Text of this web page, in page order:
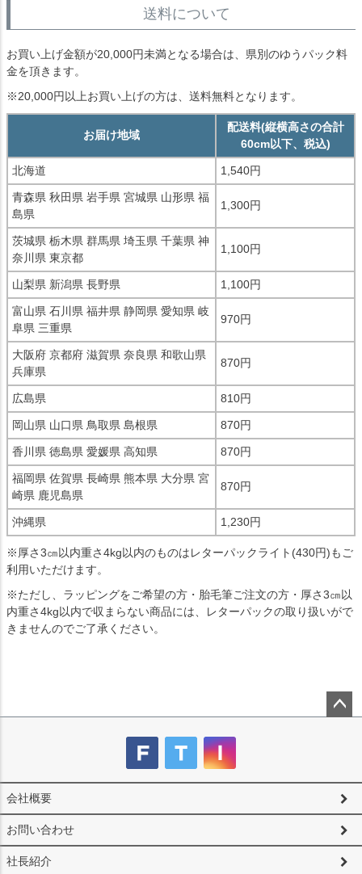
送料について
お買い上げ金額が20,000円未満となる場合は、県別のゆうパック料
金を頂きます。
※20,000円以上お買い上げの方は、送料無料となります。
お届け地域
配送料(縦横高さの合計
60cm以下、税込)
北海道 1,540円
青森県 秋田県 岩手県 宮城県 山形県 福
島県
1,300円
茨城県 栃木県 群馬県 埼玉県 千葉県 神
奈川県 東京都
1,100円
山梨県 新潟県 長野県 1,100円
富山県 石川県 福井県 静岡県 愛知県 岐
阜県 三重県
970円
大阪府 京都府 滋賀県 奈良県 和歌山県
兵庫県
870円
広島県 810円
岡山県 山口県 鳥取県 島根県 870円
香川県 徳島県 愛媛県 高知県 870円
福岡県 佐賀県 長崎県 熊本県 大分県 宮
崎県 鹿児島県
870円
沖縄県 1,230円
※厚さ3㎝以内重さ4kg以内のものはレターパックライト(430円)もご
利用いただけます。
※ただし、ラッピングをご希望の方・胎毛筆ご注文の方・厚さ3㎝以
内重さ4kg以内で収まらない商品には、レターパックの取り扱いがで
きませんのでご了承ください。
会社概要
お問い合わせ
社長紹介